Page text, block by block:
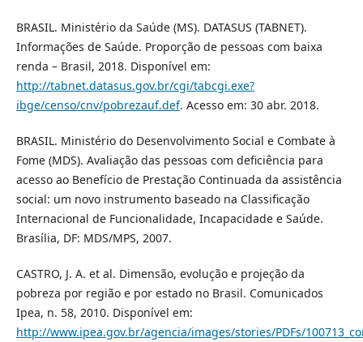
BRASIL. Ministério da Saúde (MS). DATASUS (TABNET).
Informações de Saúde. Proporção de pessoas com baixa
renda – Brasil, 2018. Disponível em:
http://tabnet.datasus.gov.br/cgi/tabcgi.exe?
ibge/censo/cnv/pobrezauf.def. Acesso em: 30 abr. 2018.
BRASIL. Ministério do Desenvolvimento Social e Combate à
Fome (MDS). Avaliação das pessoas com deficiência para
acesso ao Benefício de Prestação Continuada da assistência
social: um novo instrumento baseado na Classificação
Internacional de Funcionalidade, Incapacidade e Saúde.
Brasília, DF: MDS/MPS, 2007.
CASTRO, J. A. et al. Dimensão, evolução e projeção da
pobreza por região e por estado no Brasil. Comunicados
Ipea, n. 58, 2010. Disponível em:
http://www.ipea.gov.br/agencia/images/stories/PDFs/